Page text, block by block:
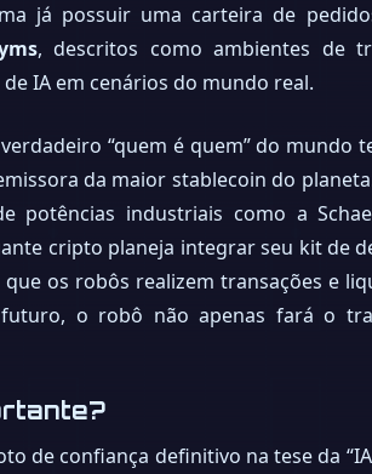
já possuir uma carteira de
, descritos como ambientes de
IA em cenários do mundo real.
“quem é quem” do
da maior stablecoin do
potências industriais como a
cripto planeja integrar seu kit de
os robôs realizem transações e
futuro, o robô não apenas fará o
de confiança definitivo na tese da